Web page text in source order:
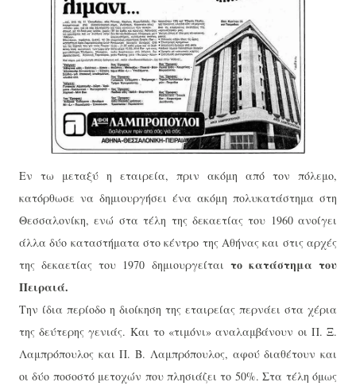
Εν τω μεταξύ η εταιρεία, πριν ακόμη από τον πόλεμο,
κατόρθωσε να δημιουργήσει ένα ακόμη πολυκατάστημα στη
Θεσσαλονίκη, ενώ στα τέλη της δεκαετίας του 1960 ανοίγει
άλλα δύο καταστήματα στο κέντρο της Αθήνας και στις αρχές
της δεκαετίας του 1970 δημιουργείται το κατάστημα του
Πειραιά.
Την ίδια περίοδο η διοίκηση της εταιρείας περνάει στα χέρια
της δεύτερης γενιάς. Και το «τιμόνι» αναλαμβάνουν οι Π. Ξ.
Λαμπρόπουλος και Π. Β. Λαμπρόπουλος, αφού διαθέτουν και
οι δύο ποσοστό μετοχών που πλησιάζει το 50%. Στα τέλη όμως